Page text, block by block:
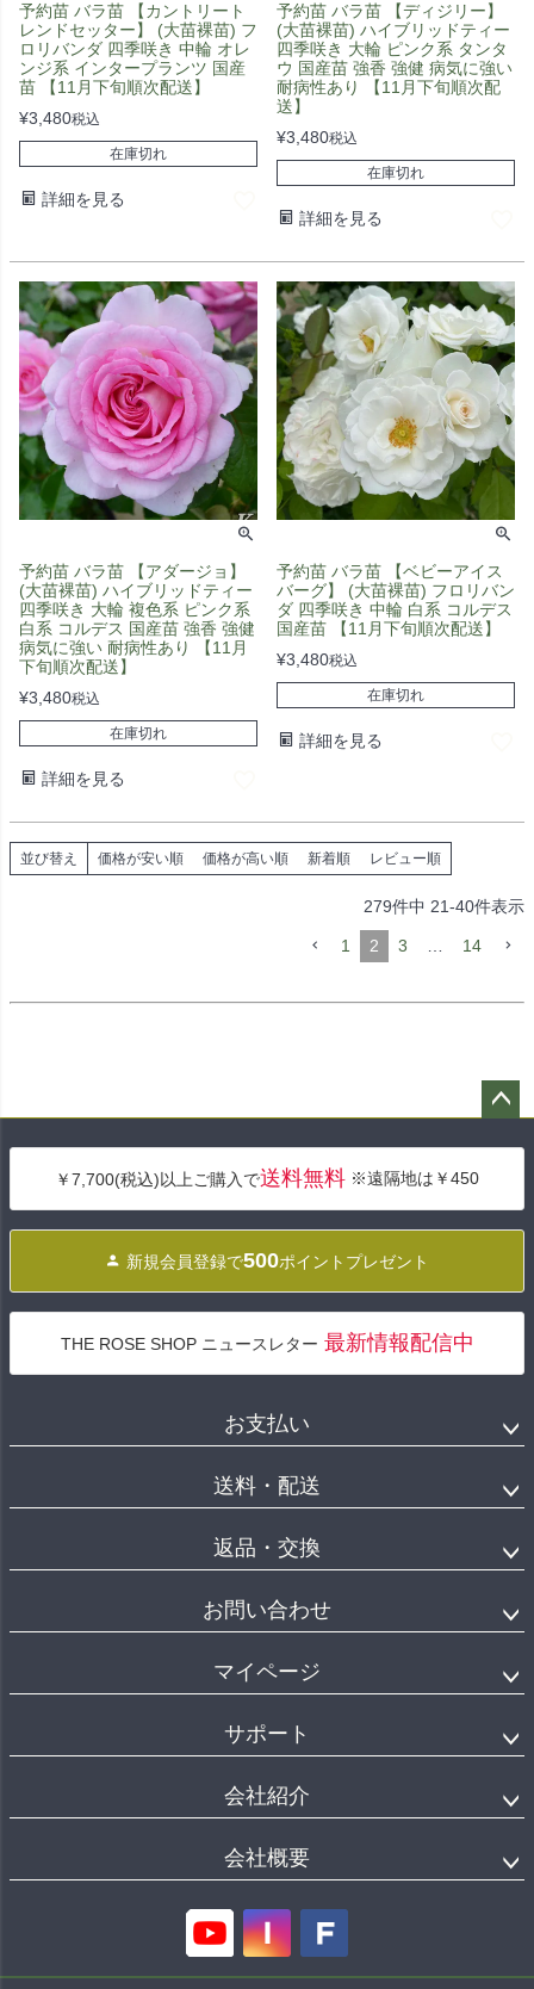
予約苗 バラ苗 【カントリート
レンドセッター】 (大苗裸苗) フ
ロリバンダ 四季咲き 中輪 オレ
ンジ系 インタープランツ 国産
苗 【11月下旬順次配送】
¥3,480税込
在庫切れ
詳細を見る
予約苗 バラ苗 【ディジリー】
(大苗裸苗) ハイブリッドティー
四季咲き 大輪 ピンク系 タンタ
ウ 国産苗 強香 強健 病気に強い
耐病性あり 【11月下旬順次配
送】
¥3,480税込
在庫切れ
詳細を見る
予約苗 バラ苗 【アダージョ】
(大苗裸苗) ハイブリッドティー
四季咲き 大輪 複色系 ピンク系
白系 コルデス 国産苗 強香 強健
病気に強い 耐病性あり 【11月
下旬順次配送】
¥3,480税込
在庫切れ
詳細を見る
予約苗 バラ苗 【ベビーアイス
バーグ】 (大苗裸苗) フロリバン
ダ 四季咲き 中輪 白系 コルデス
国産苗 【11月下旬順次配送】
¥3,480税込
在庫切れ
詳細を見る
並び替え 価格が安い順 価格が高い順 新着順 レビュー順
279件中 21-40件表示
1 2 3 … 14
へ
￥7,700(税込)以上ご購入で送料無料 ※遠隔地は￥450
新規会員登録で500ポイントプレゼント
THE ROSE SHOP ニュースレター 最新情報配信中
お支払い
送料・配送
返品・交換
お問い合わせ
マイページ
サポート
会社紹介
会社概要